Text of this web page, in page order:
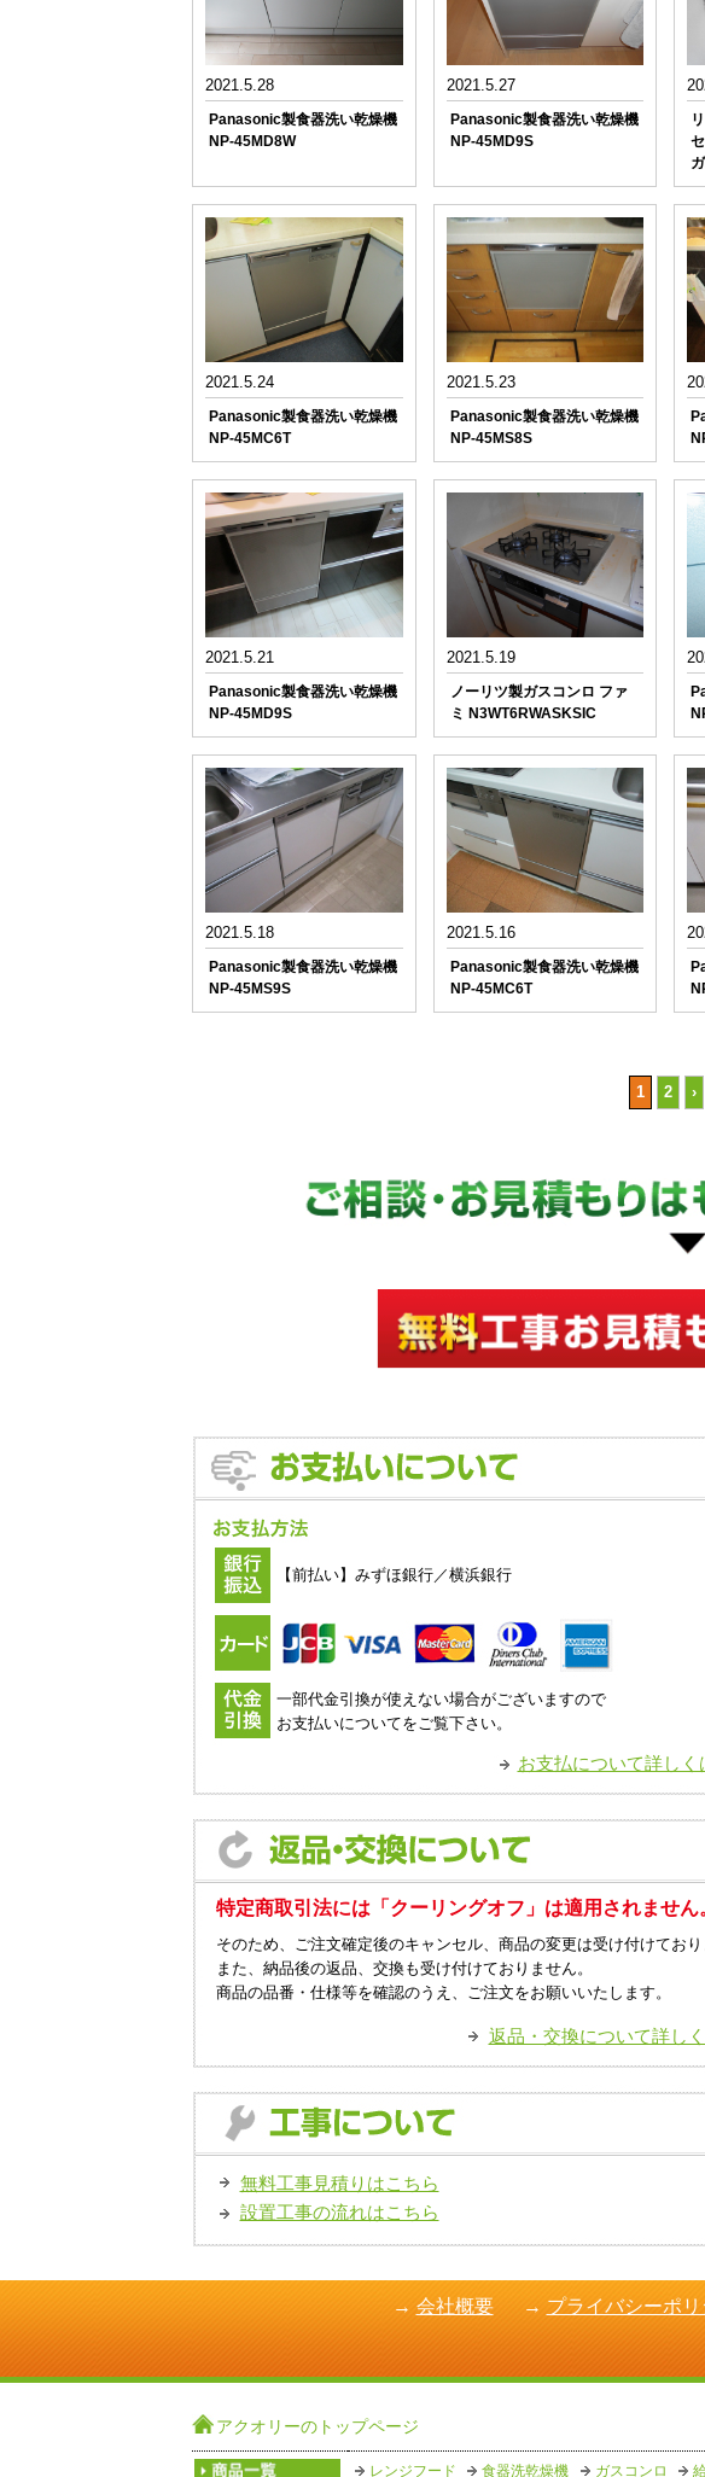
2021.5.28
Panasonic製食器洗い乾燥機
NP-45MD8W
2021.5.27
Panasonic製食器洗い乾燥機
NP-45MD9S
2021.5.24
Panasonic製食器洗い乾燥機
NP-45MC6T
2021.5.23
Panasonic製食器洗い乾燥機
NP-45MS8S
2021.5.21
Panasonic製食器洗い乾燥機
NP-45MD9S
2021.5.19
ノーリツ製ガスコンロ ファ
ミ N3WT6RWASKSIC
2021.5.18
Panasonic製食器洗い乾燥機
NP-45MS9S
2021.5.16
Panasonic製食器洗い乾燥機
NP-45MC6T
1 2 ›
【前払い】みずほ銀行／横浜銀行
一部代金引換が使えない場合がございますので
お支払いについてをご覧下さい。
お支払について詳しく
特定商取引法には「クーリングオフ」は適用されません
そのため、ご注文確定後のキャンセル、商品の変更は受け付けており
また、納品後の返品、交換も受け付けておりません。
商品の品番・仕様等を確認のうえ、ご注文をお願いいたします。
返品・交換について詳し
無料工事見積りはこちら
設置工事の流れはこちら
→ プライバシーポリ
→ 会社概要
アクオリーのトップページ
レンジフード 食器洗乾燥機 ガスコンロ